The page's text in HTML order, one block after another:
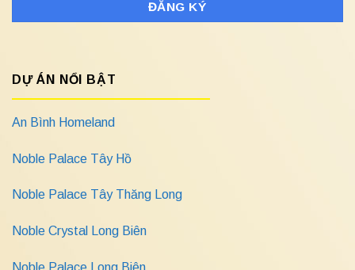
DỰ ÁN NỔI BẬT
An Bình Homeland
Noble Palace Tây Hồ
Noble Palace Tây Thăng Long
Noble Crystal Long Biên
Noble Palace Long Biên